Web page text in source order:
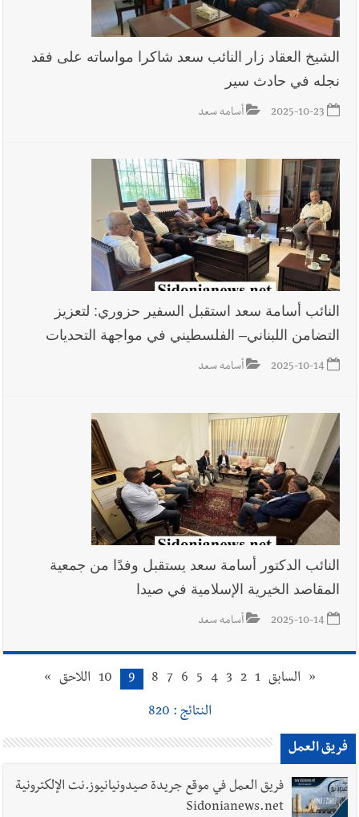
الشيخ العقاد زار النائب سعد شاكرا مواساته على فقد
نجله في حادث سير
2025-10-23 أسامه سعد
النائب أسامة سعد استقبل السفير حزوري: لتعزيز
التضامن اللبناني– الفلسطيني في مواجهة التحديات
2025-10-14 أسامه سعد
النائب الدكتور أسامة سعد يستقبل وفدًا من جمعية
المقاصد الخيرية الإسلامية في صيدا
2025-10-14 أسامه سعد
« السابق 1
2
3
4
5
6
7
8
9
10 اللاحق »
النتائج : 820
فريق العمل
فريق العمل في موقع جريدة صيدونيانيوز.نت الإلكترونية
Sidonianews.net